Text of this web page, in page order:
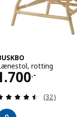
rotting
.-
1700.-
Anmeld:
(32)